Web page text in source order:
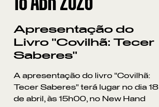
Apresentação do
Livro "Covilhã: Tecer
Saberes"
A apresentação do livro "Covilhã:
Tecer Saberes" terá lugar no dia 18
de abril, às 15h00, no New Hand